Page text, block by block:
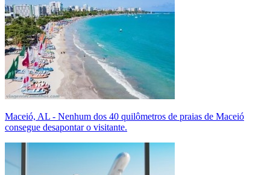
Maceió, AL - Nenhum dos 40 quilômetros de praias de Maceió
consegue desapontar o visitante.